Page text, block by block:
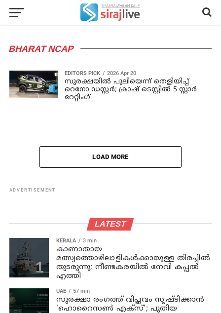
BHARAT NCAP
EDITORS PICK 2026 Apr 20
സുരക്ഷയിൽ പുലിയെന്ന് തെളിയിച്ച്
റെനോ ഡസ്റ്റർ; ക്രാഷ് ടെസ്റ്റിൽ 5 സ്റ്റാർ
റേറ്റിംഗ്
LOAD MORE
ADVERTISEMENT
LATEST
KERALA 3 min
കാണാതായ
മത്സ്യത്തൊഴിലാളികള്‍ക്കായുള്ള തിരച്ചില്‍
തുടരുന്നു; നീണ്ടകരയില്‍ നേവി കപ്പല്‍
എത്തി
UAE 57 min
സുരക്ഷാ രംഗത്ത് വിപ്ലവം സൃഷ്ടിക്കാന്‍
'ഹൊറൈസണ്‍ എക്‌സ്'; പുതിയ